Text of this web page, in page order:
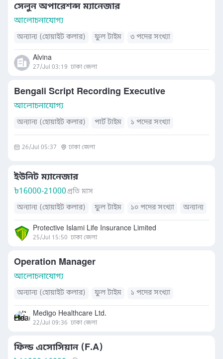
সেলুন অপারেশন্স ম্যানেজার
আলোচনাযোগ্য
অন্যান্য (হোয়াইট কলার) ফুল টাইম ৩ পদের সংখ্যা
Alvina
27/Jul 03:19 ঢাকা জেলা
Bengali Script Recording Executive
আলোচনাযোগ্য
অন্যান্য (হোয়াইট কলার) পার্ট টাইম ১ পদের সংখ্যা
26/Jul 05:37 ঢাকা জেলা
ইউনিট ম্যানেজার
৳16000-21000প্রতি মাস
অন্যান্য (হোয়াইট কলার)
ফুল টাইম ১০ পদের সংখ্যা অন্যান্য
Protective Islami Life Insurance Limited
25/Jul 15:50 ঢাকা জেলা
Operation Manager
আলোচনাযোগ্য
অন্যান্য (হোয়াইট কলার) ফুল টাইম ১ পদের সংখ্যা
Medigo Healthcare Ltd.
22/Jul 09:36 ঢাকা জেলা
ফিল্ড এসোসিয়ান (F.A)